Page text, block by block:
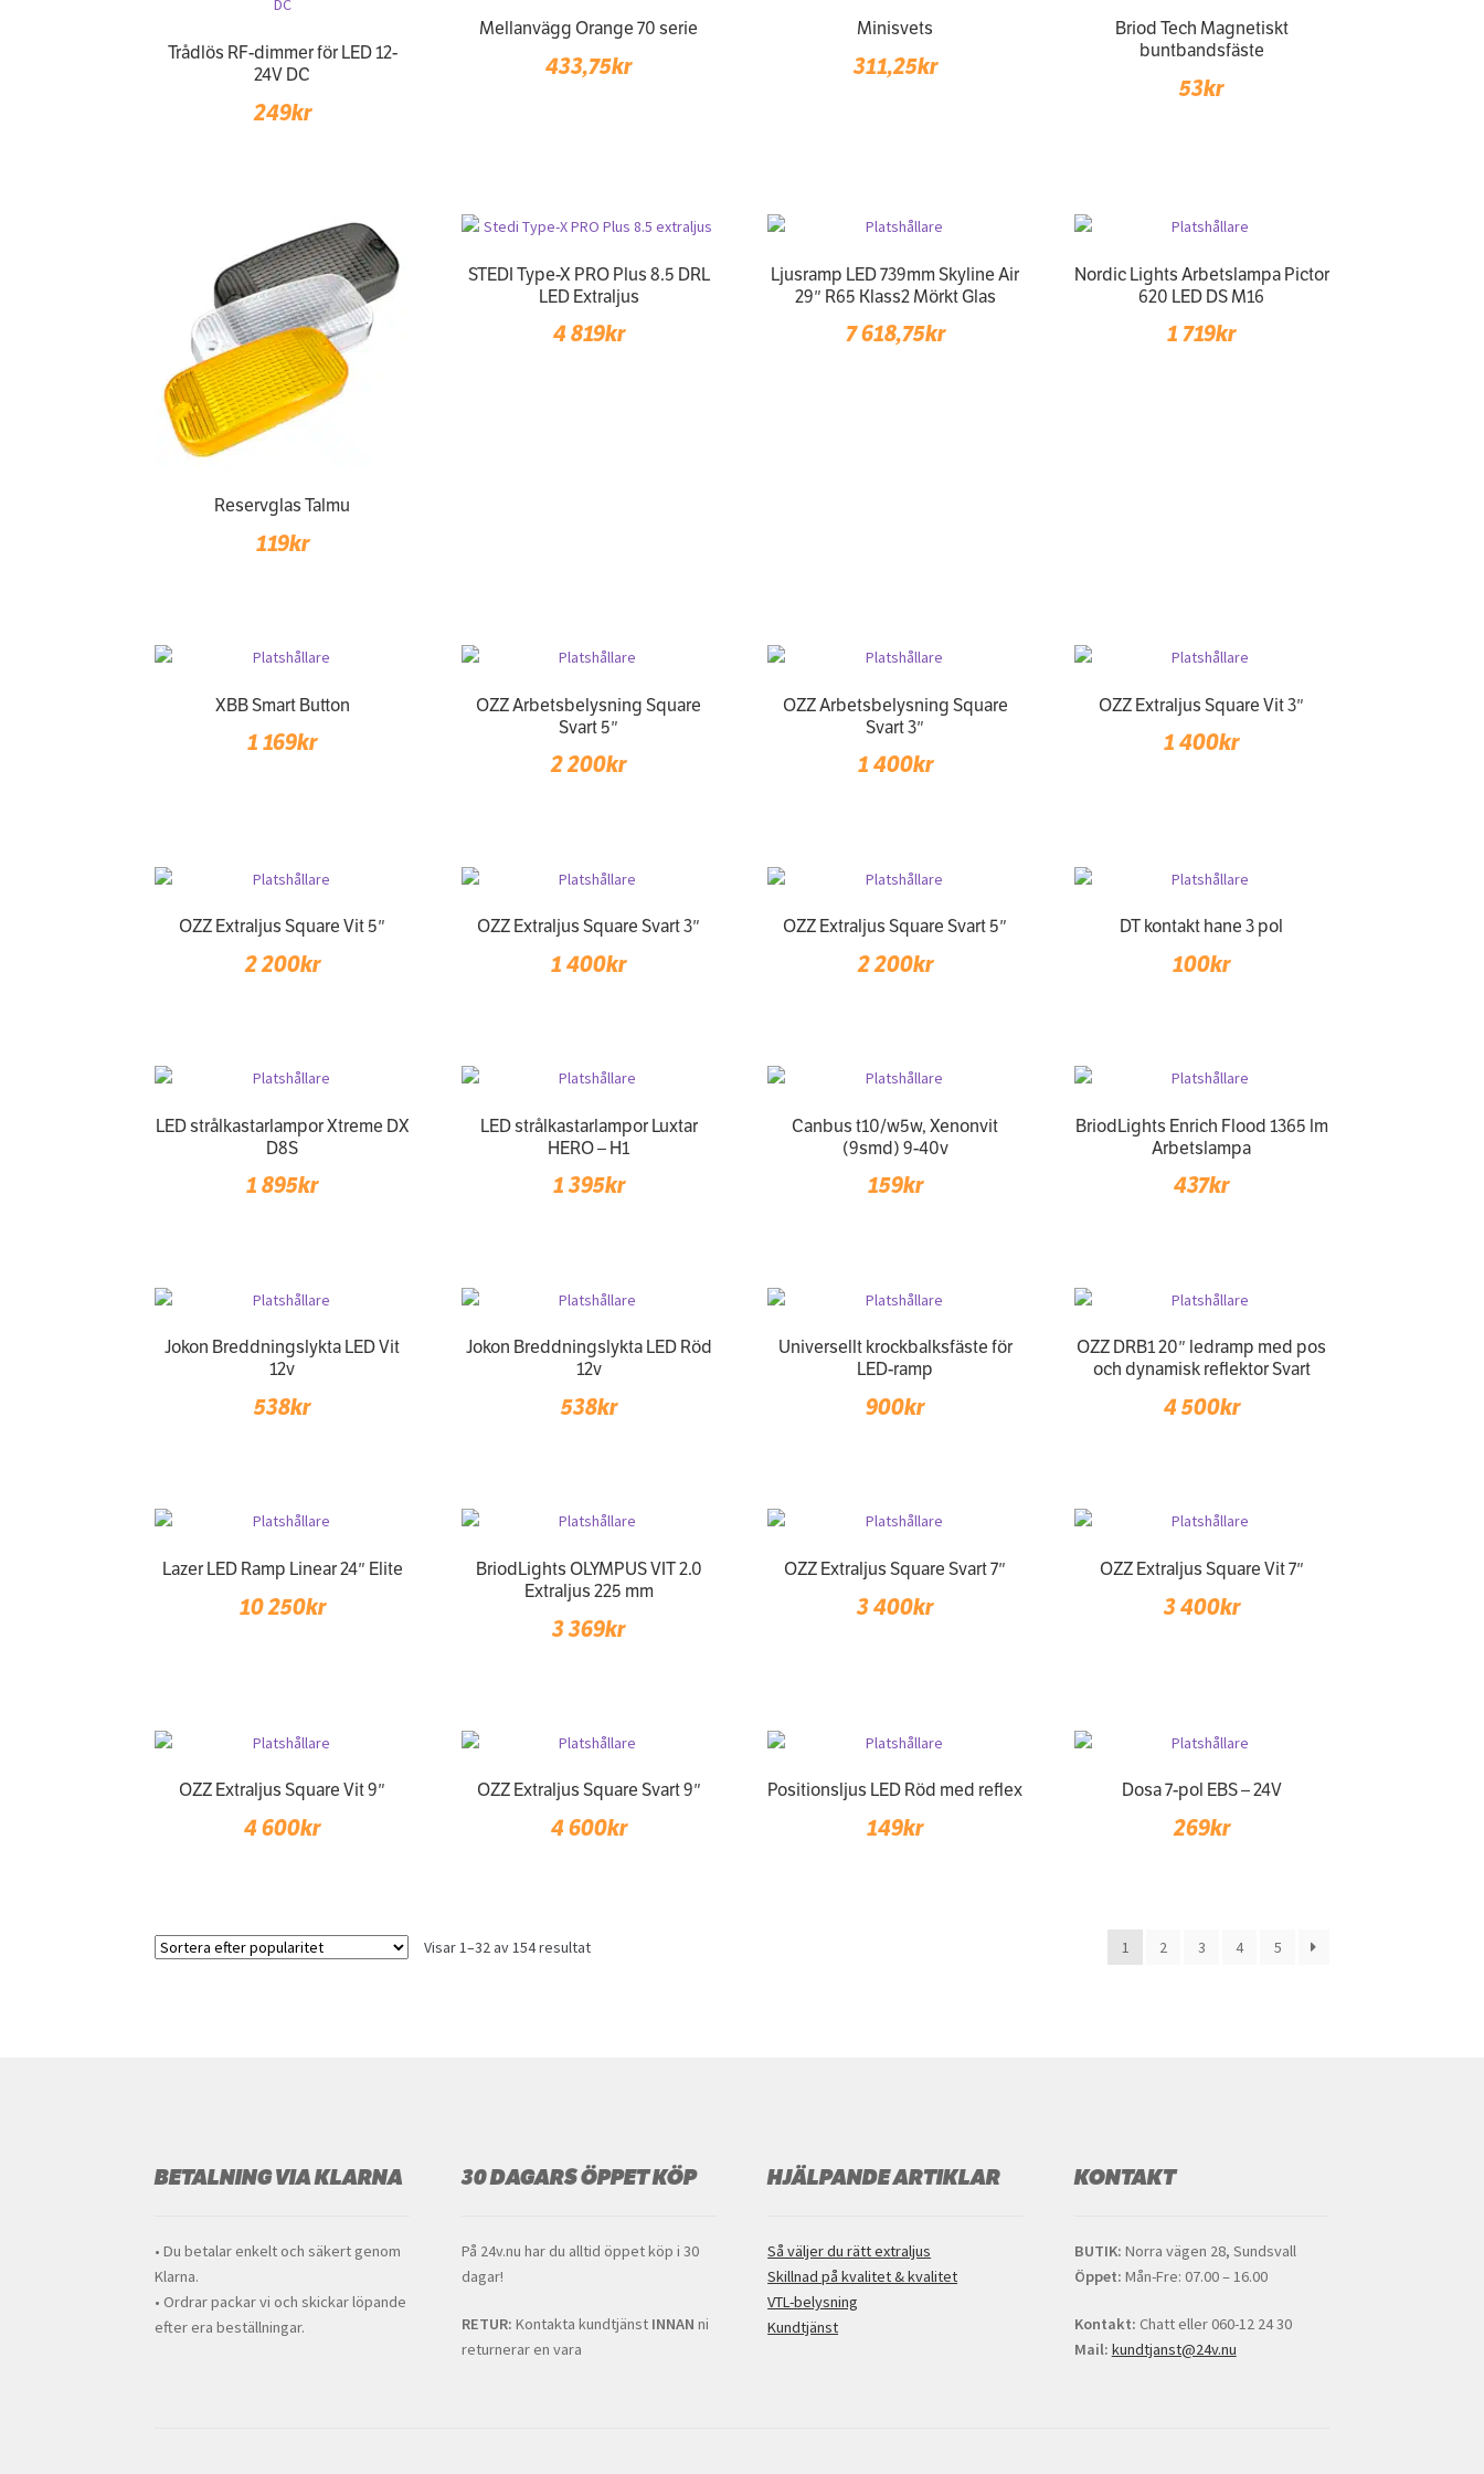
Trådlös RF-dimmer för LED 12-
24V DC
249kr
Mellanvägg Orange 70 serie
433,75kr
Minisvets
311,25kr
Briod Tech Magnetiskt
buntbandsfäste
53kr
Reservglas Talmu
119kr
STEDI Type-X PRO Plus 8.5 DRL
LED Extraljus
4 819kr
Ljusramp LED 739mm Skyline Air
29″ R65 Klass2 Mörkt Glas
7 618,75kr
Nordic Lights Arbetslampa Pictor
620 LED DS M16
1 719kr
XBB Smart Button
1 169kr
OZZ Arbetsbelysning Square
Svart 5″
2 200kr
OZZ Arbetsbelysning Square
Svart 3″
1 400kr
OZZ Extraljus Square Vit 3″
1 400kr
OZZ Extraljus Square Vit 5″
2 200kr
OZZ Extraljus Square Svart 3″
1 400kr
OZZ Extraljus Square Svart 5″
2 200kr
DT kontakt hane 3 pol
100kr
LED strålkastarlampor Xtreme DX
D8S
1 895kr
LED strålkastarlampor Luxtar
HERO – H1
1 395kr
Canbus t10/w5w, Xenonvit
(9smd) 9-40v
159kr
BriodLights Enrich Flood 1365 lm
Arbetslampa
437kr
Jokon Breddningslykta LED Vit
12v
538kr
Jokon Breddningslykta LED Röd
12v
538kr
Universellt krockbalksfäste för
LED-ramp
900kr
OZZ DRB1 20″ ledramp med pos
och dynamisk reflektor Svart
4 500kr
Lazer LED Ramp Linear 24″ Elite
10 250kr
BriodLights OLYMPUS VIT 2.0
Extraljus 225 mm
3 369kr
OZZ Extraljus Square Svart 7″
3 400kr
OZZ Extraljus Square Vit 7″
3 400kr
OZZ Extraljus Square Vit 9″
4 600kr
OZZ Extraljus Square Svart 9″
4 600kr
Positionsljus LED Röd med reflex
149kr
Dosa 7-pol EBS – 24V
269kr
Visar 1–32 av 154 resultatSorted
1 2 3 4 5
BETALNING VIA KLARNA
• Du betalar enkelt och säkert genom
Klarna.
• Ordrar packar vi och skickar löpande
efter era beställningar.
30 DAGARS ÖPPET KÖP
På 24v.nu har du alltid öppet köp i 30
dagar!
RETUR: Kontakta kundtjänst INNAN ni
returnerar en vara
HJÄLPANDE ARTIKLAR
Så väljer du rätt extraljus
Skillnad på kvalitet & kvalitet
VTL-belysning
Kundtjänst
KONTAKT
BUTIK: Norra vägen 28, Sundsvall
Öppet: Mån-Fre: 07.00 – 16.00
Kontakt: Chatt eller 060-12 24 30
Mail: kundtjanst@24v.nu